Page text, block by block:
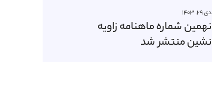
دی ۲۹, ۱۴۰۳
نهمین شماره ماهنامه زاویه
نشین منتشر شد